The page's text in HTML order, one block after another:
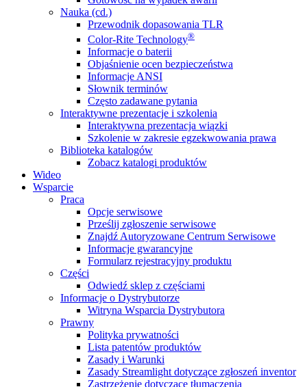
Nauka (cd.)
Przewodnik dopasowania TLR
Color-Rite Technology®
Informacje o baterii
Objaśnienie ocen bezpieczeństwa
Informacje ANSI
Słownik terminów
Często zadawane pytania
Interaktywne prezentacje i szkolenia
Interaktywna prezentacja wiązki
Szkolenie w zakresie egzekwowania prawa
Biblioteka katalogów
Zobacz katalogi produktów
Wideo
Wsparcie
Praca
Opcje serwisowe
Prześlij zgłoszenie serwisowe
Znajdź Autoryzowane Centrum Serwisowe
Informacje gwarancyjne
Formularz rejestracyjny produktu
Części
Odwiedź sklep z częściami
Informacje o Dystrybutorze
Witryna Wsparcia Dystrybutora
Prawny
Polityka prywatności
Lista patentów produktów
Zasady i Warunki
Zasady Streamlight dotyczące zgłoszeń inventor
Zastrzeżenie dotyczące tłumaczenia